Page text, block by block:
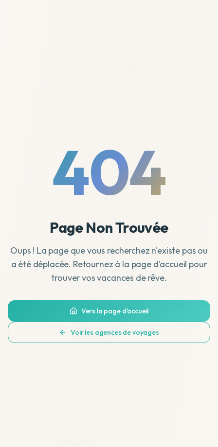
404
Page Non Trouvée
Oups ! La page que vous recherchez n'existe pas ou
a été déplacée. Retournez à la page d'accueil pour
trouver vos vacances de rêve.
Vers la page d'accueil
Voir les agences de voyages